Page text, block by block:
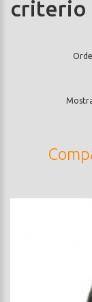
criterio